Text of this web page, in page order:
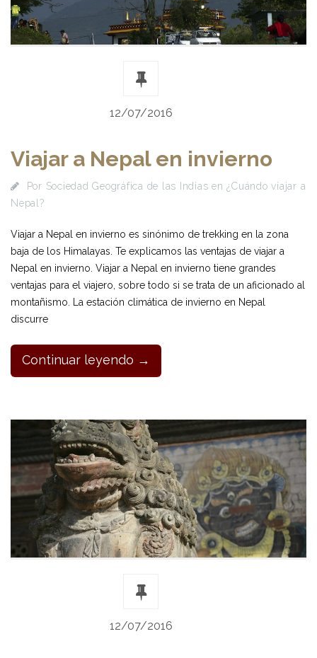
12/07/2016
Viajar a Nepal en invierno
Por Sociedad Geográfica de las Indias en¿Cuándo viajar a
Nepal?
Viajar a Nepal en invierno es sinónimo de trekking en la zona
baja de los Himalayas. Te explicamos las ventajas de viajar a
Nepal en invierno. Viajar a Nepal en invierno tiene grandes
ventajas para el viajero, sobre todo si se trata de un aficionado al
montañismo. La estación climática de invierno en Nepal
discurre
Continuar leyendo →
12/07/2016